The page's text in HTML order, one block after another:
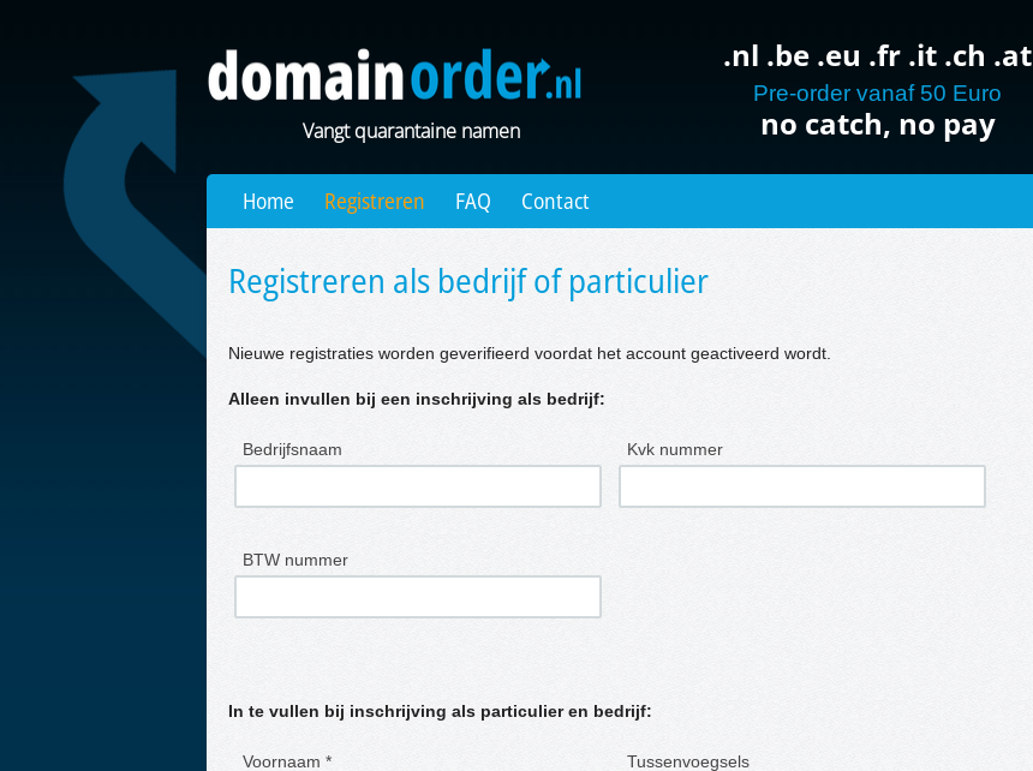
Vangt quarantaine namen
.nl .be .eu .fr .it .ch .at
Pre-order vanaf 50 Euro
no catch, no pay
Home Registreren FAQ Contact
Registreren als bedrijf of particulier
Nieuwe registraties worden geverifieerd voordat het account geactiveerd wordt.
Alleen invullen bij een inschrijving als bedrijf:
Bedrijfsnaam Kvk nummer
BTW nummer
In te vullen bij inschrijving als particulier en bedrijf:
Voornaam * Tussenvoegsels